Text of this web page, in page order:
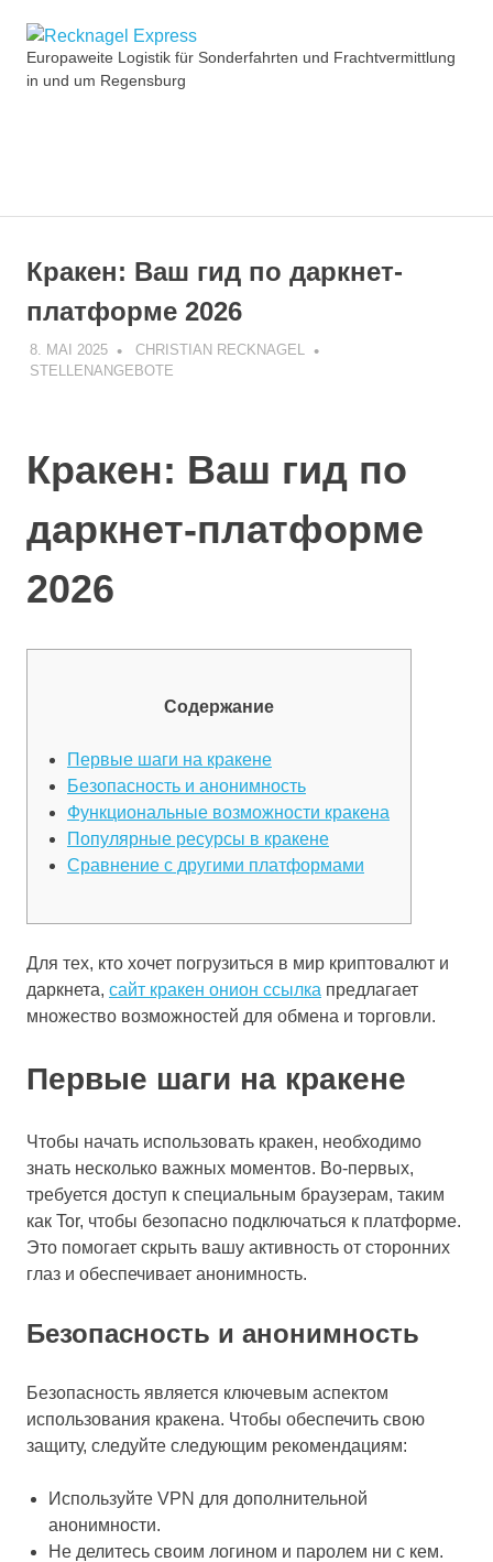
Inhalt
springen
Recknagel
Europaweite Logistik für Sonderfahrten und Frachtvermittlung
in und um Regensburg
Кракен: Ваш гид по даркнет-
платформе 2026
8. MAI 2025
CHRISTIAN RECKNAGEL
STELLENANGEBOTE
Кракен: Ваш гид по
даркнет-платформе
2026
Содержание
Первые шаги на кракене
Безопасность и анонимность
Функциональные возможности кракена
Популярные ресурсы в кракене
Сравнение с другими платформами
Для тех, кто хочет погрузиться в мир криптовалют и
даркнета, сайт кракен онион ссылка предлагает
множество возможностей для обмена и торговли.
Первые шаги на кракене
Чтобы начать использовать кракен, необходимо
знать несколько важных моментов. Во-первых,
требуется доступ к специальным браузерам, таким
как Tor, чтобы безопасно подключаться к платформе.
Это помогает скрыть вашу активность от сторонних
глаз и обеспечивает анонимность.
Безопасность и анонимность
Безопасность является ключевым аспектом
использования кракена. Чтобы обеспечить свою
защиту, следуйте следующим рекомендациям:
Используйте VPN для дополнительной
анонимности.
Не делитесь своим логином и паролем ни с кем.